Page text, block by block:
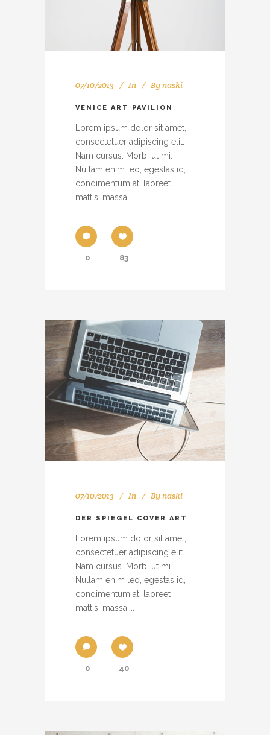
07/10/2013 In Bynaski
VENICE ART PAVILION
Lorem ipsum dolor sit amet,
consectetuer adipiscing elit.
Nam cursus. Morbi ut mi.
Nullam enim leo, egestas id,
condimentum at, laoreet
mattis, massa....
0 83
07/10/2013 In Bynaski
DER SPIEGEL COVER ART
Lorem ipsum dolor sit amet,
consectetuer adipiscing elit.
Nam cursus. Morbi ut mi.
Nullam enim leo, egestas id,
condimentum at, laoreet
mattis, massa....
0 40